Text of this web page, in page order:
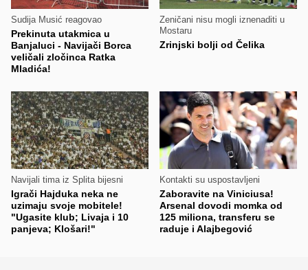
Sudija Musić reagovao
Prekinuta utakmica u
Banjaluci - Navijači Borca
veličali zločinca Ratka
Mladića!
Zeničani nisu mogli iznenaditi u
Mostaru
Zrinjski bolji od Čelika
Navijali tima iz Splita bijesni
Igrači Hajduka neka ne
uzimaju svoje mobitele!
"Ugasite klub; Livaja i 10
panjeva; Klošari!"
Kontakti su uspostavljeni
Zaboravite na Viniciusa!
Arsenal dovodi momka od
125 miliona, transferu se
raduje i Alajbegović